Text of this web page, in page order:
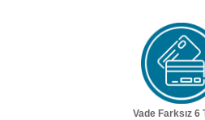
Vade Farksız 6